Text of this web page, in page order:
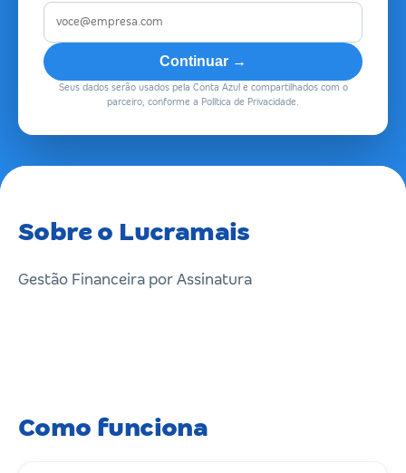
Continuar →
Seus dados serão usados pela Conta Azul e compartilhados com o
parceiro, conforme a Política de Privacidade.
Sobre o Lucramais
Gestão Financeira por Assinatura
Como funciona